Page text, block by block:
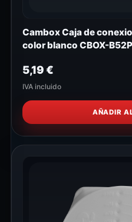
Cambox Caja de
color blanco CBOX-
5,19€
IVA incluido
AÑADIR